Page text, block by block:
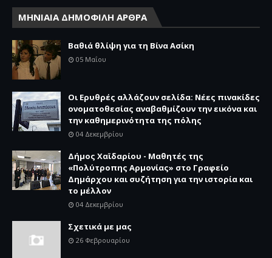
ΜΗΝΙΑΙΑ ΔΗΜΟΦΙΛΗ ΑΡΘΡΑ
Βαθιά θλίψη για τη Βίνα Ασίκη
05 Μαΐου
Οι Ερυθρές αλλάζουν σελίδα: Νέες πινακίδες
ονοματοθεσίας αναβαθμίζουν την εικόνα και
την καθημερινότητα της πόλης
04 Δεκεμβρίου
Δήμος Χαϊδαρίου - Μαθητές της
«Πολύτροπης Αρμονίας» στο Γραφείο
Δημάρχου και συζήτηση για την ιστορία και
το μέλλον
04 Δεκεμβρίου
Σχετικά με μας
26 Φεβρουαρίου